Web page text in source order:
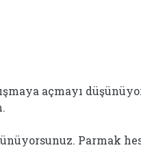
açmayı
Parmak